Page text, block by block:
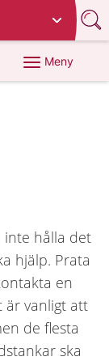
Meny
inte hålla det
hjälp. Prata
en
är vanligt att
de flesta
ska